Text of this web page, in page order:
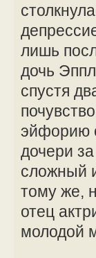
лишь
дочь
спустя
эйфорию
дочери
сложный
тому же,
отец
молодой